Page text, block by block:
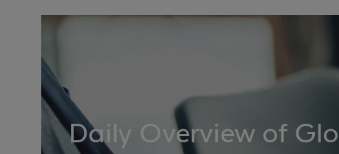
Daily Overview of